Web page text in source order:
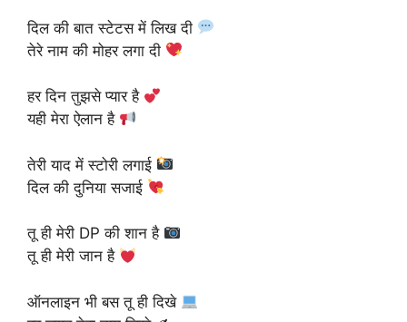
दिल की बात स्टेटस में लिख दी
तेरे नाम की मोहर लगा दी
हर दिन तुझसे प्यार है
यही मेरा ऐलान है
तेरी याद में स्टोरी लगाई
दिल की दुनिया सजाई
तू ही मेरी DP की शान है
तू ही मेरी जान है
ऑनलाइन भी बस तू ही दिखे